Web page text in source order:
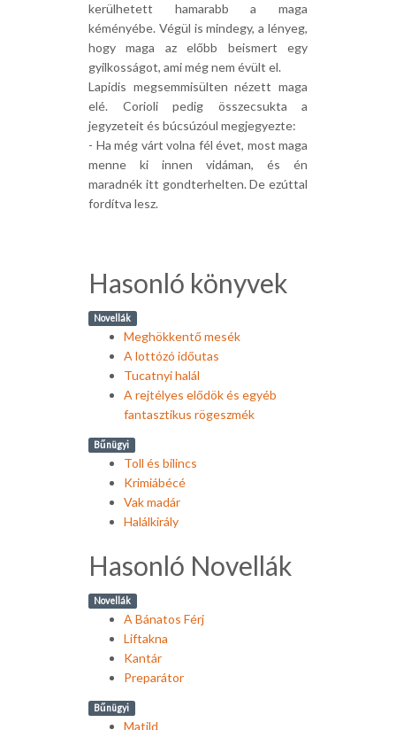
kerülhetett hamarabb a maga
kéményébe. Végül is mindegy, a lényeg,
hogy maga az előbb beismert egy
gyilkosságot, ami még nem évült el.
Lapidis megsemmisülten nézett maga
elé. Corioli pedig összecsukta a
jegyzeteit és búcsúzóul megjegyezte:
- Ha még várt volna fél évet, most maga
menne ki innen vidáman, és én
maradnék itt gondterhelten. De ezúttal
fordítva lesz.
Hasonló könyvek
Novellák
Meghökkentő mesék
A lottózó időutas
Tucatnyi halál
A rejtélyes elődök és egyéb
fantasztikus rögeszmék
Bűnügyi
Toll és bilincs
Krimiábécé
Vak madár
Halálkirály
Hasonló Novellák
Novellák
A Bánatos Férj
Liftakna
Kantár
Preparátor
Bűnügyi
Matild